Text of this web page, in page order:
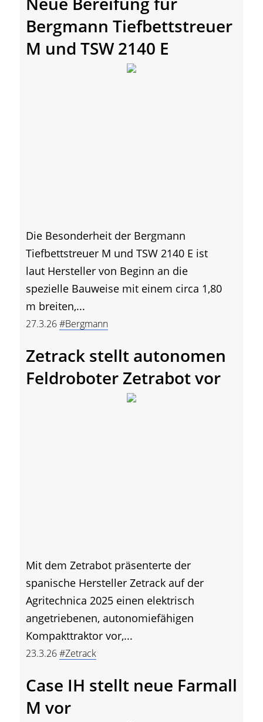
Bergmann Tiefbettstreuer
M und TSW 2140 E
Die Besonderheit der Bergmann
Tiefbettstreuer M und TSW 2140 E ist
laut Hersteller von Beginn an die
spezielle Bauweise mit einem circa 1,80
m breiten,...
27.3.26#Bergmann
Zetrack stellt autonomen
Feldroboter Zetrabot vor
Mit dem Zetrabot präsenterte der
spanische Hersteller Zetrack auf der
Agritechnica 2025 einen elektrisch
angetriebenen, autonomiefähigen
Kompakttraktor vor,...
23.3.26#Zetrack
Case IH stellt neue Farmall
M vor